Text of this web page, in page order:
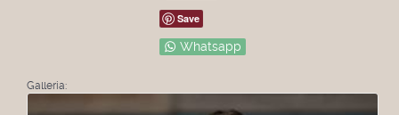
Save
Whatsapp
Galleria: